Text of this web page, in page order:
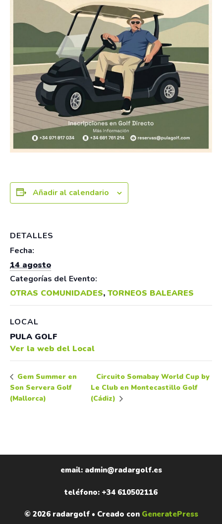
Añadir al calendario
DETALLES
Fecha:
14 agosto
Categorías del Evento:
OTRAS COMUNIDADES, TORNEOS BALEARES
LOCAL
PULA GOLF
Ver la web del Local
Gem Summer en
Son Servera Golf
(Mallorca)
Circuito Somabay World Cup by
Le Club en Montecastillo Golf
(Cádiz)
email: admin@radargolf.es
teléfono: +34 610502116
© 2026 radargolf• Creado con GeneratePress